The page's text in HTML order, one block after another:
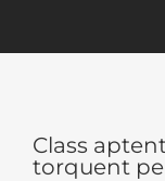
Class
torquent